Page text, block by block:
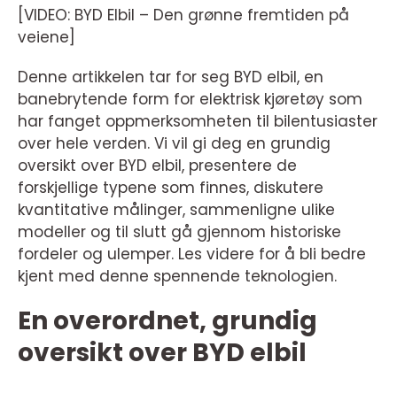
[VIDEO: BYD Elbil – Den grønne fremtiden på
veiene]
Denne artikkelen tar for seg BYD elbil, en
banebrytende form for elektrisk kjøretøy som
har fanget oppmerksomheten til bilentusiaster
over hele verden. Vi vil gi deg en grundig
oversikt over BYD elbil, presentere de
forskjellige typene som finnes, diskutere
kvantitative målinger, sammenligne ulike
modeller og til slutt gå gjennom historiske
fordeler og ulemper. Les videre for å bli bedre
kjent med denne spennende teknologien.
En overordnet, grundig
oversikt over BYD elbil